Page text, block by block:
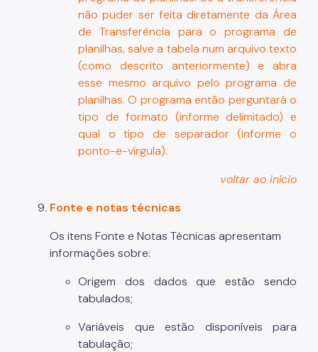
não puder ser feita diretamente da Área
de Transferência para o programa de
planilhas, salve a tabela num arquivo texto
(como descrito anteriormente) e abra
esse mesmo arquivo pelo programa de
planilhas. O programa então perguntará o
tipo de formato (informe delimitado) e
qual o tipo de separador (informe o
ponto-e-vírgula).
voltar ao início
Fonte e notas técnicas
Os itens Fonte e Notas Técnicas apresentam
informações sobre:
Origem dos dados que estão sendo
tabulados;
Variáveis que estão disponíveis para
tabulação;